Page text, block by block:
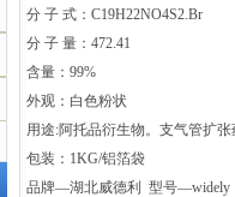
分 子 式：C19H22NO4S2.Br
分 子 量：472.41
含量：99%
外观：白色粉状
用途:阿托品衍生物。支气管扩
包装：1KG/铝箔袋
品牌—湖北威德利 型号—widely